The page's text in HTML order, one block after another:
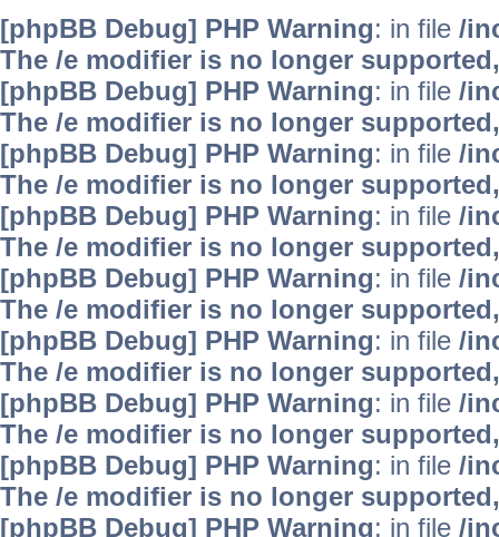
[phpBB Debug] PHP Warning: in file /
The /e modifier is no longer
[phpBB Debug] PHP Warning: in file /
The /e modifier is no longer
[phpBB Debug] PHP Warning: in file /
The /e modifier is no longer
[phpBB Debug] PHP Warning: in file /
The /e modifier is no longer
[phpBB Debug] PHP Warning: in file /
The /e modifier is no longer
[phpBB Debug] PHP Warning: in file /
The /e modifier is no longer
[phpBB Debug] PHP Warning: in file /
The /e modifier is no longer
[phpBB Debug] PHP Warning: in file /
The /e modifier is no longer
[phpBB Debug] PHP Warning: in file /